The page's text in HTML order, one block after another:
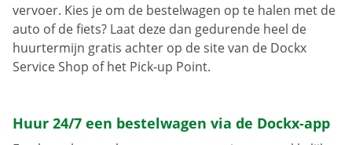
vervoer. Kies je om de bestelwagen op te halen met de
auto of de fiets? Laat deze dan gedurende heel de
huurtermijn gratis achter op de site van de Dockx
Service Shop of het Pick-up Point.
Huur 24/7 een bestelwagen via de Dockx-app